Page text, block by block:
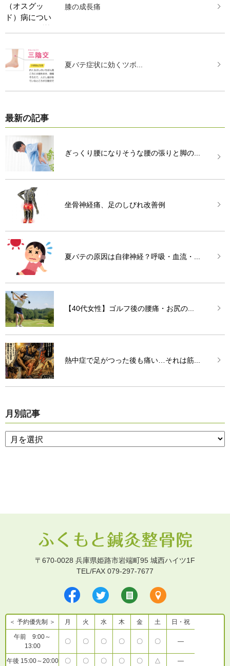
膝の成長痛
夏バテ症状に効くツボ...
最新の記事
ぎっくり腰になりそうな腰の張りと脚の...
坐骨神経痛、足のしびれ改善例
夏バテの原因は自律神経？呼吸・血流・...
【40代女性】ゴルフ後の腰痛・お尻の...
熱中症で足がつった後も痛い…それは筋...
月別記事
〒670-0028 兵庫県姫路市岩端町95 城西ハイツ1F
TEL/FAX 079-297-7677
＜ 予約優先制 ＞ 月 火 水 木 金 土 日・祝
午前 9:00～
13:00
〇 〇 〇 〇 〇 〇 ―
午後 15:00～20:00 〇 〇 〇 〇 〇 △ ―